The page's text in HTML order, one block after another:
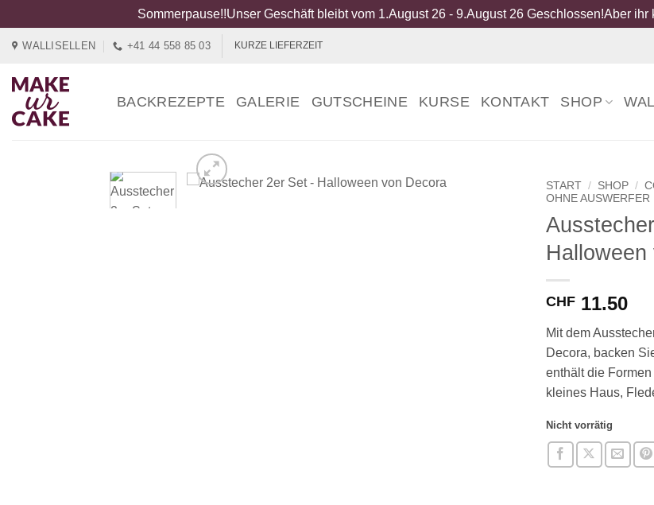
Sommerpause!!Unser Geschäft bleibt vom 1.August 26 - 9.August 26 Geschlossen!Aber
springen
WALLISELLEN +41 44 558 85 03 KURZE LIEFERZEIT
BACKREZEPTE GALERIE GUTSCHEINE KURSE KONTAKT SHOP
START / SHOP /
OHNE AUSWERFER
CHF 11.50
Mit dem
Decora, backen
enthält die
kleines Haus,
Nicht vorrätig